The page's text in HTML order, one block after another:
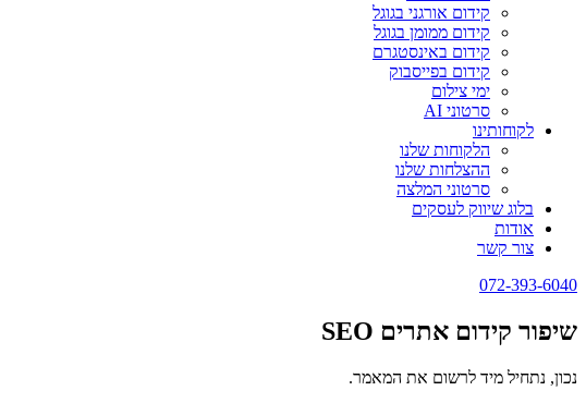
קידום אורגני בגוגל
קידום ממומן בגוגל
קידום באינסטגרם
קידום בפייסבוק
ימי צילום
סרטוני AI
לקוחותינו
הלקוחות שלנו
ההצלחות שלנו
סרטוני המלצה
בלוג שיווק לעסקים
אודות
צור קשר
072-393-6040
שיפור קידום אתרים SEO
נכון, נתחיל מיד לרשום את המאמר.